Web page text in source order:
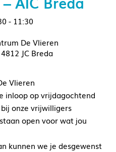
- 11:30
De Vlieren
JC Breda
Vlieren
inloop op vrijdagochtend
onze vrijwilligers
open voor wat jou
kunnen we je desgewenst